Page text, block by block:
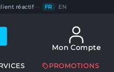
réactif— FR / EN
Mon Compte
PROMOTIONS